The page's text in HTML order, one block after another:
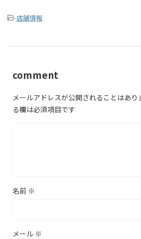
-店舗情報
comment
メールアドレスが公開されることはあり
る欄は必須項目です
名前 ※
メール ※